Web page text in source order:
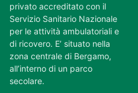
privato accreditato con il
Servizio Sanitario Nazionale
per le attività ambulatoriali e
di ricovero. E’ situato nella
zona centrale di Bergamo,
all’interno di un parco
secolare.